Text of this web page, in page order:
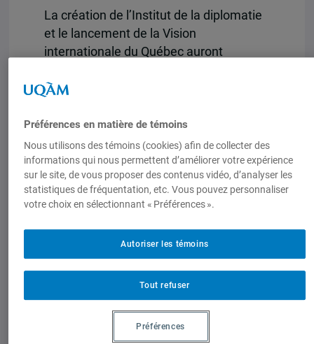
La création de l’Institut de la diplomatie
et le lancement de la Vision
internationale du Québec auront
tête du MRIF (2018-2022). En juin 2020,
de l’IEIM, Bernard Derome, sur le thème
Pandémie, diplomatie, économie : la
Vision internationale du Québec à
l’heure de la COVID-19.
Madame Girault était diplômée de
l’UQAM, détentrice d’un MBA en
services financiers.
L’IEIM offre ses plus sincères
ancien.nes collègues de madame
Préférences en matière de témoins
Nous utilisons des témoins (cookies) afin de collecter des
informations qui nous permettent d’améliorer votre expérience
sur le site, de vous proposer des contenus vidéo, d’analyser les
statistiques de fréquentation, etc. Vous pouvez personnaliser
votre choix en sélectionnant « Préférences ».
Tout refuser
Autoriser les témoins
Préférences